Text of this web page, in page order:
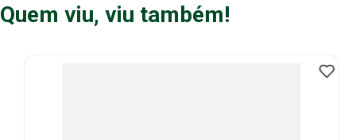
Quem viu, viu também!